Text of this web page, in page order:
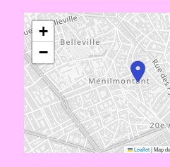
+
−
Leaflet|Map